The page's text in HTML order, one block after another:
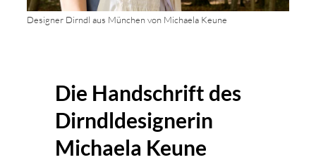
Designer Dirndl aus München von Michaela Keune
Die Handschrift des
Dirndldesignerin
Michaela Keune